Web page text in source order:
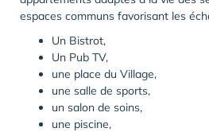
espaces communs favorisant les
Un Bistrot,
Un Pub TV,
une place du Village,
une salle de sports,
un salon de soins,
une piscine,